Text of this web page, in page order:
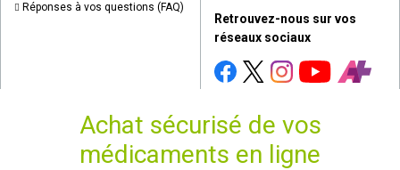
Réponses à vos questions (FAQ)
Retrouvez-nous sur vos
réseaux sociaux
Achat sécurisé de vos
médicaments en ligne